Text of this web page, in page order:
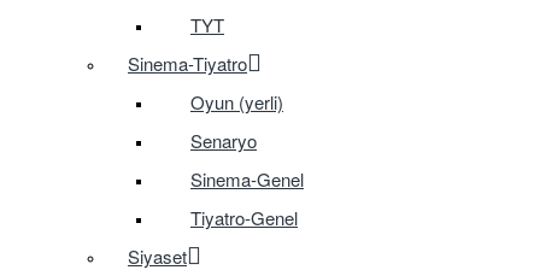
TYT
Sinema-Tiyatro
Oyun (yerli)
Senaryo
Sinema-Genel
Tiyatro-Genel
Siyaset